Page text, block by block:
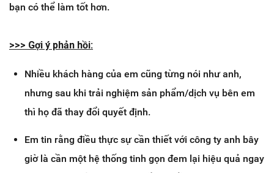
bạn có thể làm tốt hơn.
>>> ​Gợi ý phản hồi:
Nhiều khách hàng của em cũng từng nói như anh,
nhưng sau khi trải nghiệm sản phẩm/dịch vụ bên em
thì họ đã thay đổi quyết định.
Em tin rằng điều thực sự cần thiết với công ty anh bây
giờ là cần một hệ thống tinh gọn đem lại hiệu quả ngay